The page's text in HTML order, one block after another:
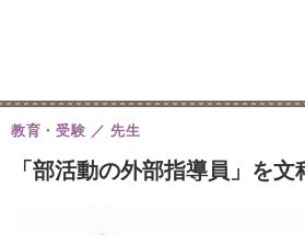
「部活動の外部指導員」を
教育・受験 先生